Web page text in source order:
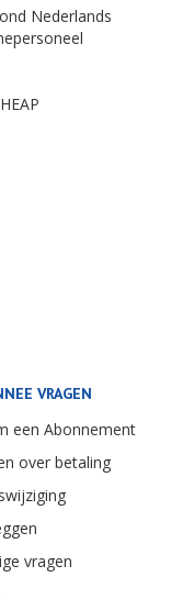
Nederlands
VRAGEN
een Abonnement
over betaling
vragen